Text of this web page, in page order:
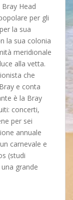
Head
per gli
la sua
la sua colonia
meridionale
alla vetta.
che
e conta
è la Bray
concerti,
per sei
annuale
carnevale e
(studi
grande